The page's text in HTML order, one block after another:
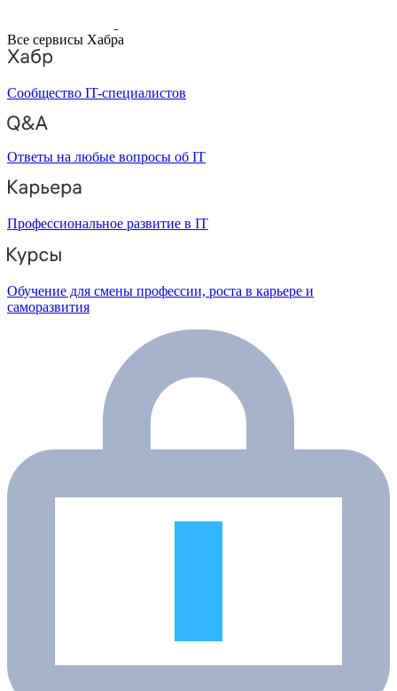
Все сервисы Хабра
Сообщество IT-специалистов
Ответы на любые вопросы об IT
Профессиональное развитие в IT
Обучение для смены профессии, роста в карьере и
саморазвития